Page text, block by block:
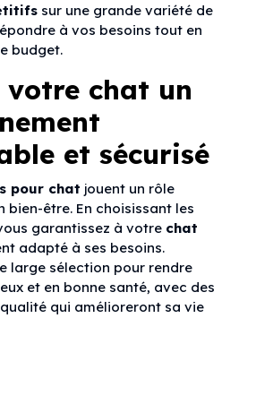
sur une grande variété de
à vos besoins tout en
budget.
chat un
et sécurisé
pour chat jouent un rôle
bien-être. En choisissant les
garantissez à votre chat
adapté à ses besoins.
large sélection pour rendre
et en bonne santé, avec des
qui amélioreront sa vie